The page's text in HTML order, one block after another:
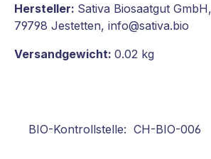
Hersteller: Sativa Biosaatgut
79798 Jestetten, info@sativa.bio
Versandgewicht: 0.02 kg
BIO-Kontrollstelle: CH-BIO-006